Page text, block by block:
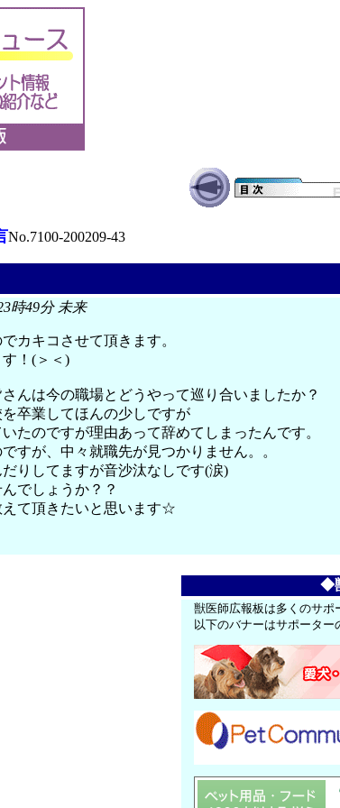
No.7100-200209-43
時49分 未来
カキコさせて頂きます。
！(＞＜)
んは今の職場とどうやって巡り合いましたか？
卒業してほんの少しですが
たのですが理由あって辞めてしまったんです。
すが、中々就職先が見つかりません。。
りしてますが音沙汰なしです(涙)
でしょうか？？
えて頂きたいと思います☆
◆
獣医師広報板は多くのサポ
以下のバナーはサポータ